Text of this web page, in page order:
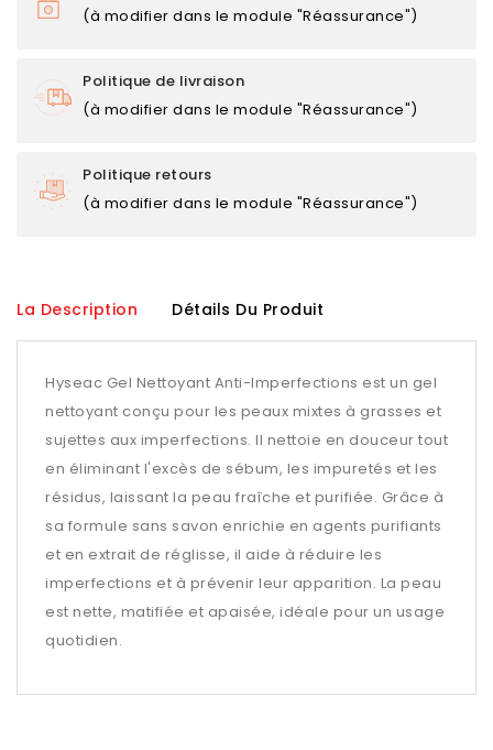
(à modifier dans le module "Réassurance")
Politique de livraison
(à modifier dans le module "Réassurance")
Politique retours
(à modifier dans le module "Réassurance")
La Description Détails Du Produit
Hyseac Gel Nettoyant Anti-Imperfections est un gel
nettoyant conçu pour les peaux mixtes à grasses et
sujettes aux imperfections. Il nettoie en douceur tout
en éliminant l'excès de sébum, les impuretés et les
résidus, laissant la peau fraîche et purifiée. Grâce à
sa formule sans savon enrichie en agents purifiants
et en extrait de réglisse, il aide à réduire les
imperfections et à prévenir leur apparition. La peau
est nette, matifiée et apaisée, idéale pour un usage
quotidien.